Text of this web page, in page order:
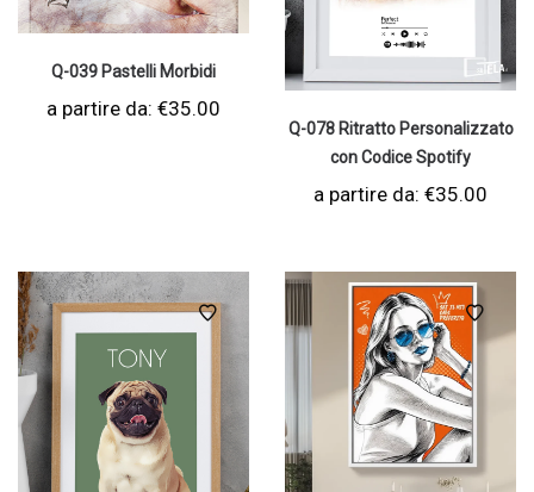
Q-039 Pastelli Morbidi
a partire da: €35.00
Q-078 Ritratto Personalizzato
con Codice Spotify
a partire da: €35.00